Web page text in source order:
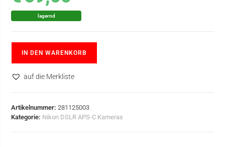
lagernd
IN DEN WARENKORB
auf die Merkliste
Artikelnummer:281125003
Kategorie: Nikon DSLR APS-C Kameras